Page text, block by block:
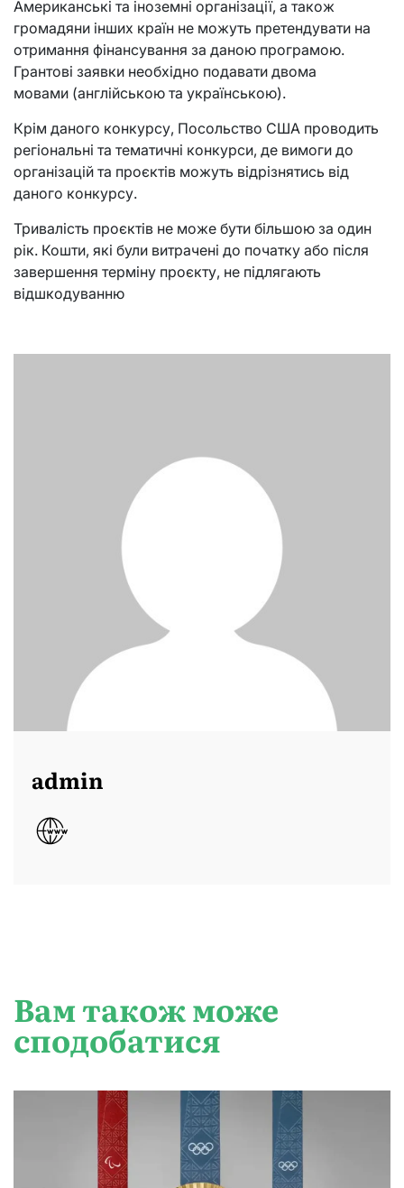
Американські та іноземні організації, а також
громадяни інших країн не можуть претендувати на
отримання фінансування за даною програмою.
Грантові заявки необхідно подавати двома
мовами (англійською та українською).
Крім даного конкурсу, Посольство США проводить
регіональні та тематичні конкурси, де вимоги до
організацій та проєктів можуть відрізнятись від
даного конкурсу.
Тривалість проєктів не може бути більшою за один
рік. Кошти, які були витрачені до початку або після
завершення терміну проєкту, не підлягають
відшкодуванню
admin
Вам також може
сподобатися